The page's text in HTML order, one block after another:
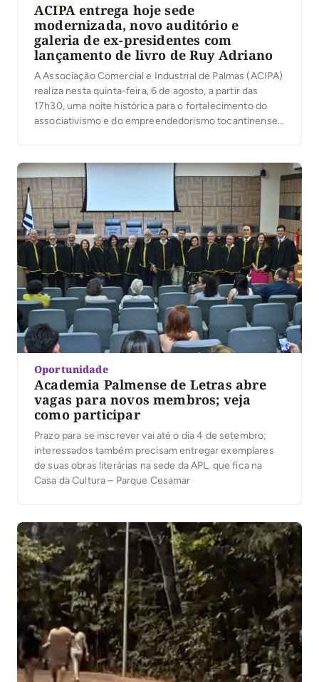
ACIPA entrega hoje sede
modernizada, novo auditório e
galeria de ex-presidentes com
lançamento de livro de Ruy Adriano
A Associação Comercial e Industrial de Palmas (ACIPA)
realiza nesta quinta-feira, 6 de agosto, a partir das
17h30, uma noite histórica para o fortalecimento do
associativismo e do empreendedorismo tocantinense.
entrega oficialmente o novo Auditório José Maria
Rodrigues e […]
Oportunidade
Academia Palmense de Letras abre
vagas para novos membros; veja
como participar
Prazo para se inscrever vai até o dia 4 de setembro;
interessados também precisam entregar exemplares
de suas obras literárias na sede da APL, que fica na
Casa da Cultura – Parque Cesamar